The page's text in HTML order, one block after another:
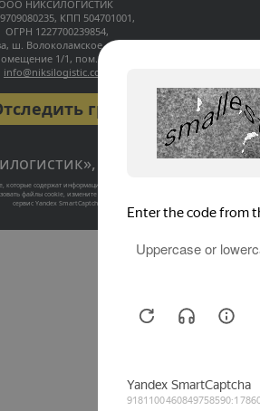
которые содержат информацию о предыдущих посещениях веб-
файлы cookie, измените настройки браузера. Сайт использует
сервис Yandex SmartCaptcha
2016–2026
НИКСИЛОГИСТИК
КПП 504701001,
ОГРН 1227700239854,
ш. Волоколамское, д. 116, строение
1/1, пом. № 113
info@niksilogistic.com
груз